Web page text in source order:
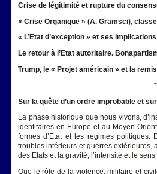
Crise de légitimité et rupture du
« Crise Organique » (A. Gramsci),
« L’Etat d’exception » et ses implications
Le retour à l’Etat autoritaire.
Trump, le « Projet américain » et la
Sur la quête d’un ordre improbable et
La phase historique que nous vivons,
identitaires en Europe et au Moyen
formes d’Etat et les régimes
troubles intérieurs et guerres
des Etats et la gravité, l’intensité et le
Que le rôle de la violence, militaire et